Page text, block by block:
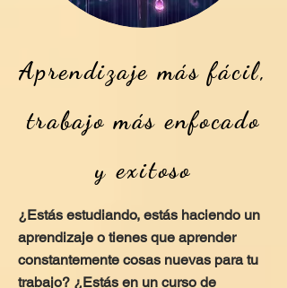
Aprendizaje más fácil,
trabajo más enfocado
y exitoso
¿Estás estudiando, estás haciendo un
aprendizaje o tienes que aprender
constantemente cosas nuevas para tu
trabajo? ¿Estás en un curso de